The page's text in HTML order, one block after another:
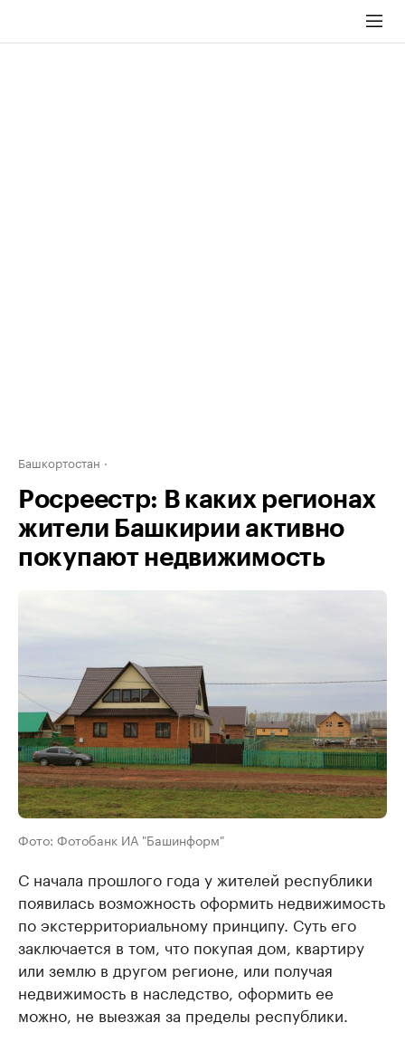
Башкортостан
Росреестр: В каких регионах
жители Башкирии активно
покупают недвижимость
Фото: Фотобанк ИА "Башинформ"
С начала прошлого года у жителей республики
появилась возможность оформить недвижимость
по экстерриториальному принципу. Суть его
заключается в том, что покупая дом, квартиру
или землю в другом регионе, или получая
недвижимость в наследство, оформить ее
можно, не выезжая за пределы республики.